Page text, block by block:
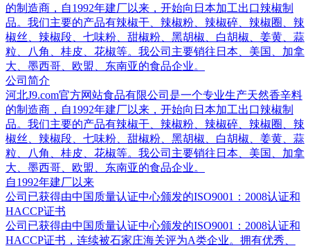
的制造商，自1992年建厂以来，开始向日本加工出口辣椒制
品。我们主要的产品有辣椒干、辣椒粉、辣椒碎、辣椒圈、辣
椒丝、辣椒段、七味粉、甜椒粉、黑胡椒、白胡椒、姜黄、蒜
粒、八角、桂皮、花椒等。我公司主要销往日本、美国、加拿
大、墨西哥、欧盟、东南亚的食品企业。
公司简介
河北J9.com官方网站食品有限公司是一个专业生产天然香辛料
的制造商，自1992年建厂以来，开始向日本加工出口辣椒制
品。我们主要的产品有辣椒干、辣椒粉、辣椒碎、辣椒圈、辣
椒丝、辣椒段、七味粉、甜椒粉、黑胡椒、白胡椒、姜黄、蒜
粒、八角、桂皮、花椒等。我公司主要销往日本、美国、加拿
大、墨西哥、欧盟、东南亚的食品企业。
自1992年建厂以来
公司已获得由中国质量认证中心颁发的ISO9001：2008认证和
HACCP证书
公司已获得由中国质量认证中心颁发的ISO9001：2008认证和
HACCP证书，连续被石家庄海关评为A类企业。拥有优秀、